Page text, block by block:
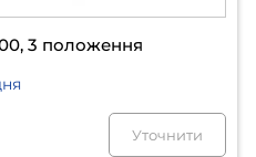
3 положення
Уточнити